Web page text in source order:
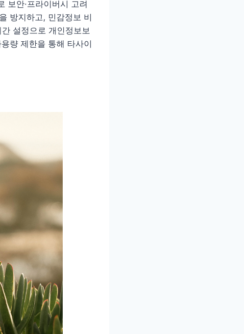
보안·프라이버시 고려
방지하고, 민감정보 비
설정으로 개인정보보
량 제한을 통해 타사이